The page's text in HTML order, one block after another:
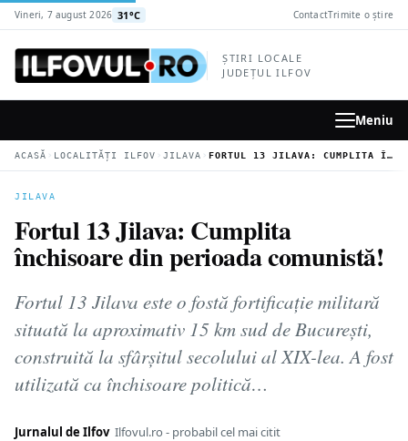
conținutul
Vineri, 7 august 2026 31°C ContactTrimite o știre
ȘTIRI LOCALE
JUDEȚUL ILFOV
Meniu
ACASĂ › LOCALITĂȚI ILFOV › JILAVA › FORTUL 13 JILAVA: CUMPLITA ÎNCHISOARE DIN PERIOADA COMUNISTĂ!
JILAVA
Fortul 13 Jilava: Cumplita
închisoare din perioada comunistă!
Fortul 13 Jilava este o fostă fortificație militară
situată la aproximativ 15 km sud de București,
construită la sfârșitul secolului al XIX-lea. A fost
utilizată ca închisoare politică…
Jurnalul de Ilfov Ilfovul.ro - probabil cel mai citit